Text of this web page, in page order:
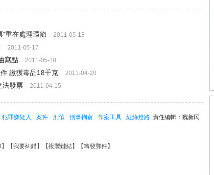
重在處理環節
2011-05-18
2011-05-17
窩點 2011-05-10
繳獲毒品18千克 2011-04-20
法發票 2011-04-15
責任編輯：魏新民
犯罪嫌疑人 案件 刑偵 刑事拘留 作案工具
紅綠燈路
】【我要糾錯】【複製鏈結】【轉發郵件】